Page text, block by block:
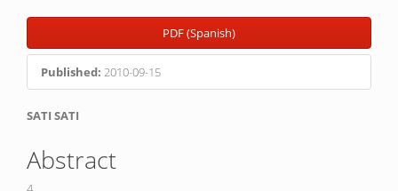
Article
Sidebar
PDF (Spanish)
Published: 2010-09-15
Main
Article
Content
SATI SATI
Abstract